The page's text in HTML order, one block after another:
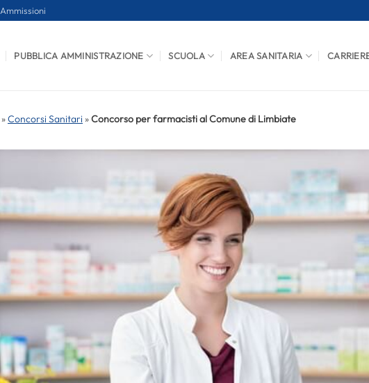
Ammissioni
PUBBLICA AMMINISTRAZIONE SCUOLA AREA SANITARIA
»Concorsi Sanitari »Concorso per farmacisti al Comune di Limbiate